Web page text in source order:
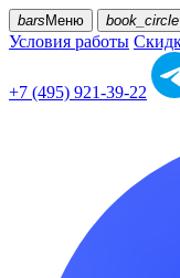
bars Меню book_circle
Условия работы
+7 (495) 921-39-22